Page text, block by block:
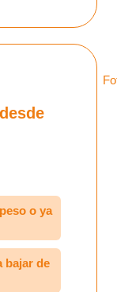
o ya
bajar de